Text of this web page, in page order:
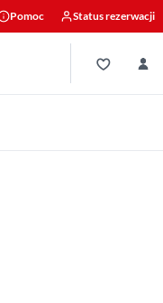
Pomoc Status rezerwacji